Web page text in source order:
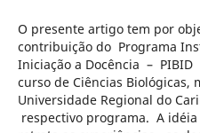
O presente artigo tem por
contribuição do Programa
Iniciação a Docência –
curso de Ciências Biológicas,
Universidade Regional do
respectivo programa. A